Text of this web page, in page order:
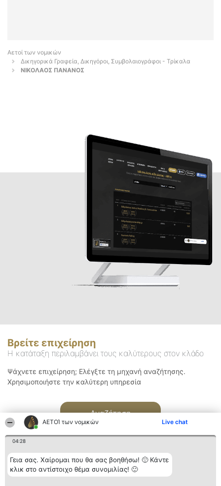
ΑΕΤΟΊ των νομικών Live chat
04:28
Γεια σας. Χαίρομαι που θα σας βοηθήσω! 🙂 Κάντε
κλικ στο αντίστοιχο θέμα συνομιλίας! 🙂
Αετοί των νομικών
Δικηγορικά Γραφεία, Δικηγόροι, Συμβολαιογράφοι - Τρίκαλα
ΝΙΚΟΛΑΟΣ ΠΑΝΑΝΟΣ
Βρείτε επιχείρηση
Η κατάταξη περιλαμβάνει τους καλύτερους στον κλάδο
Ψάχνετε επιχείρηση; Ελέγξτε τη μηχανή αναζήτησης.
Χρησιμοποιήστε την καλύτερη υπηρεσία
Αναζήτηση